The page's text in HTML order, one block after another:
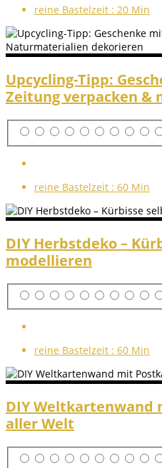
reine Bastelzeit : 20 Min
Upcycling-Tipp:
Zeitung verpacken &
reine Bastelzeit : 60 Min
DIY Herbstdeko –
modellieren
reine Bastelzeit : 60 Min
DIY Weltkartenwand
aller Welt